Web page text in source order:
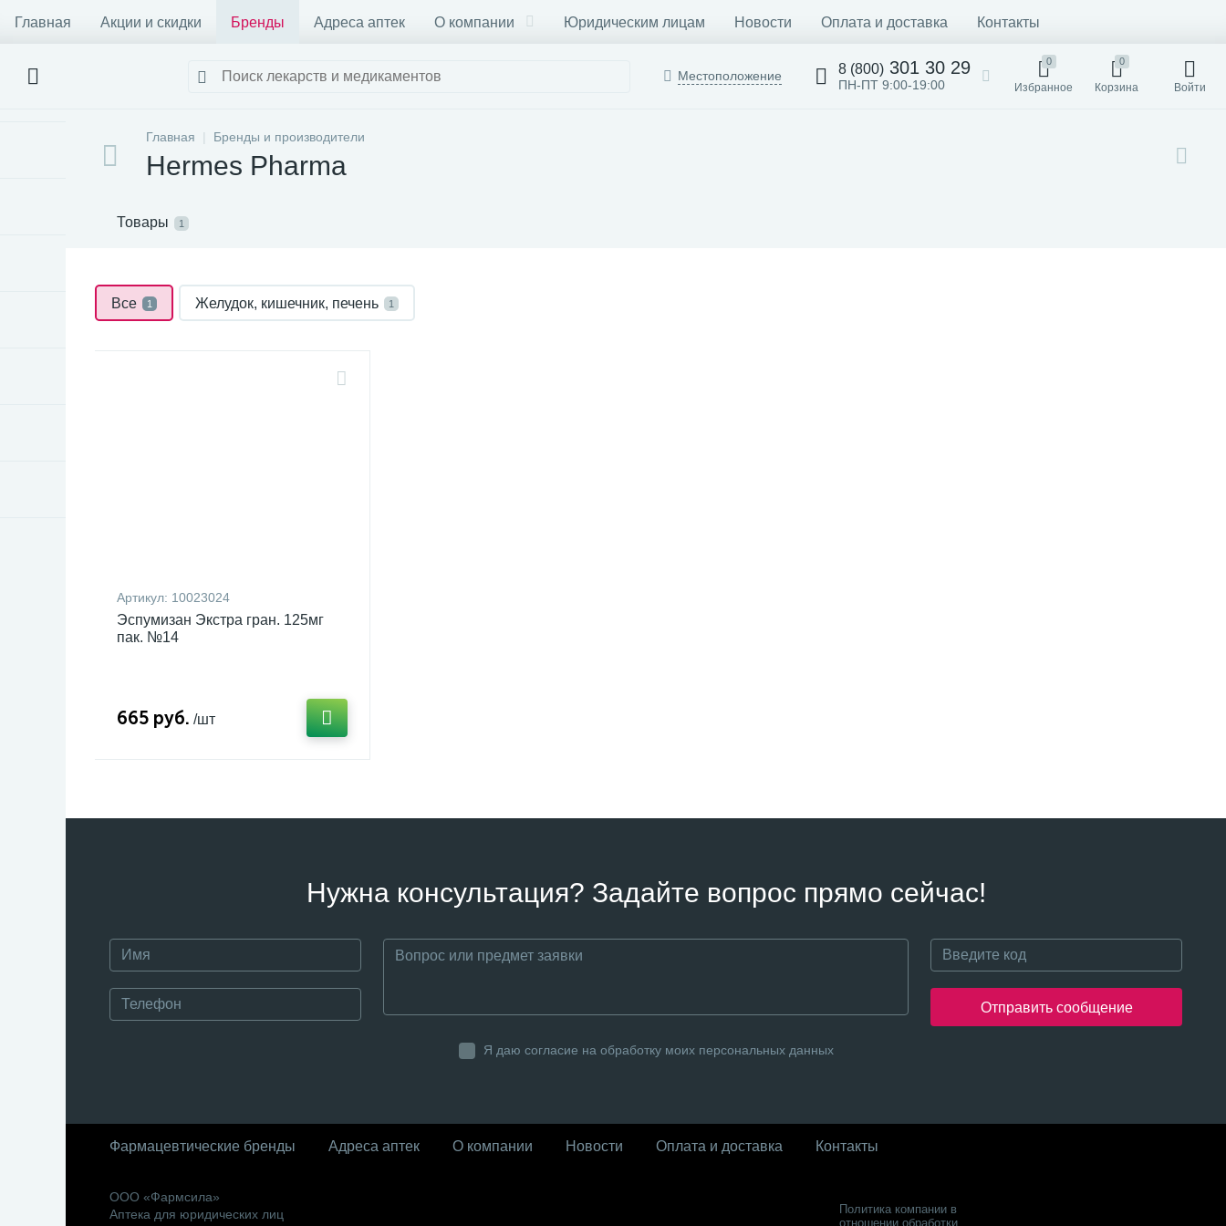
Главная Акции и скидки Бренды Адреса аптек О компании Юридическим лицам Новости Оплата и доставка Контакты
Местоположение 8 (800) 301 30 29
ПН-ПТ 9:00-19:00
0
Избранное
0
Корзина Войти
Главная Бренды и производители
Hermes Pharma
Товары 1
Все 1 Желудок, кишечник, печень 1
Артикул: 10023024
Эспумизан Экстра гран. 125мг
пак. №14
665 руб. /шт
Нужна консультация? Задайте вопрос прямо сейчас!
Отправить сообщение
Я даю согласие на обработку моих персональных данных
Фармацевтические бренды Адреса аптек О компании Новости Оплата и доставка Контакты
ООО «Фармсила»
Аптека для юридических лиц
Политика компании в
отношении обработки